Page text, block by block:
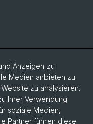
Anzeigen zu
Medien anbieten zu
zu analysieren.
Ihrer Verwendung
soziale Medien,
Partner führen diese